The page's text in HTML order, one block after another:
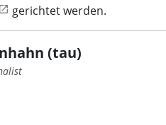
gerichtet werden.
(tau)